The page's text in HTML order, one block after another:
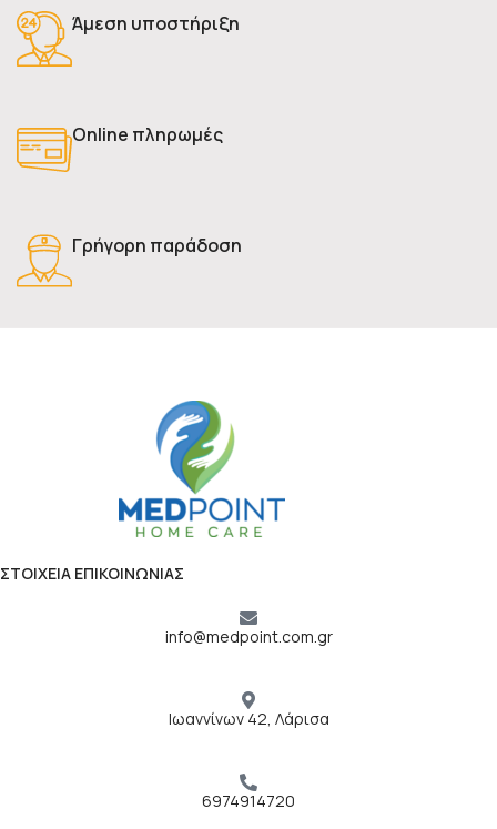
Άμεση υποστήριξη
Online πληρωμές
Γρήγορη παράδοση
ΣΤΟΙΧΕΙΑ ΕΠΙΚΟΙΝΩΝΙΑΣ
info@medpoint.com.gr
Ιωαννίνων 42, Λάρισα
6974914720